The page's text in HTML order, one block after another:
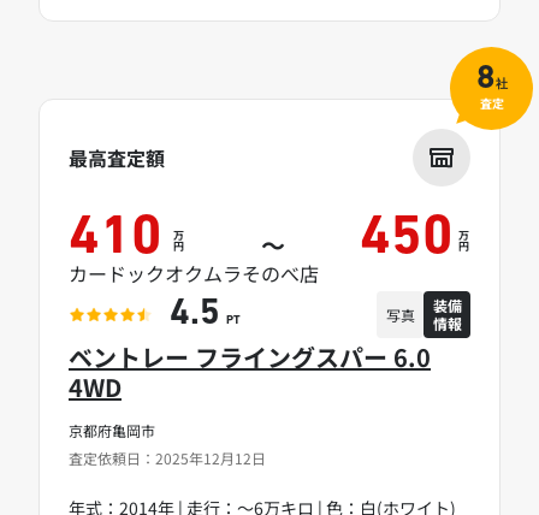
京都府亀岡市
査定依頼日：2025年12月12日
ベントレー フライングスパー 6.0
4WD
年式：2014年 | 走行：～6万キロ | 色：白(ホワイト)
最高査定額
410 万
円 ～ 450 万
円
カードックオクムラそのべ店
4.5 PT 写真
装備
情報
8社
査定